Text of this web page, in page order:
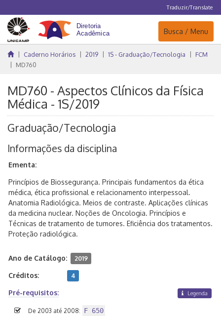
Traduzir/Translate
Navegação
Busca / Menu
Caderno Horários 2019 1S - Graduação/Tecnologia
FCM
MD760
MD760 - Aspectos Clínicos da Física
Médica - 1S/2019
Graduação/Tecnologia
Informações da disciplina
Ementa:
Princípios de Biossegurança. Principais fundamentos da ética
médica, ética profissional e relacionamento interpessoal.
Anatomia Radiológica. Meios de contraste. Aplicações clínicas
da medicina nuclear. Noções de Oncologia. Princípios e
Técnicas de tratamento de tumores. Eficiência dos tratamentos.
Proteção radiológica.
Ano de Catálogo: 2019
Créditos: 4
Pré-requisitos: Legenda
De 2003 até 2008: F 650